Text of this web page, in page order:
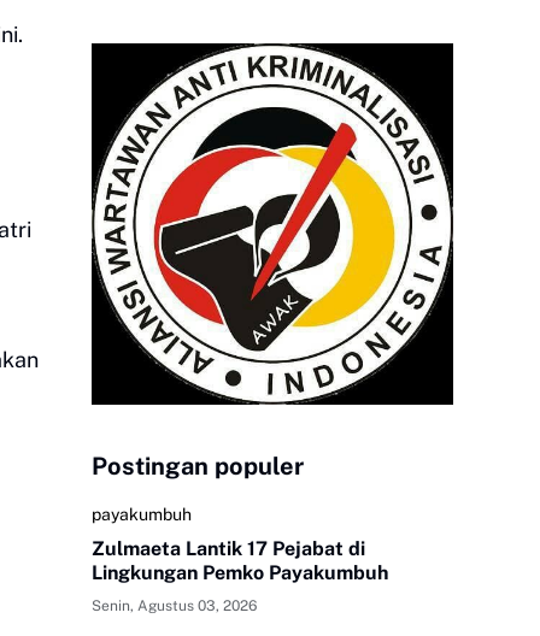
Postingan populer
payakumbuh
Zulmaeta Lantik 17 Pejabat di
Lingkungan Pemko Payakumbuh
Senin, Agustus 03, 2026